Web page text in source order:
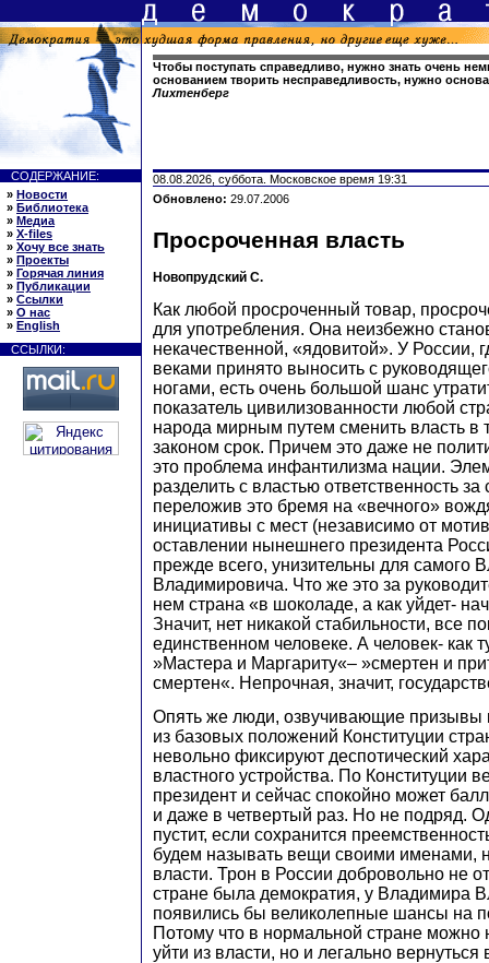
Чтобы поступать справедливо, нужно знать очень
основанием творить несправедливость, нужно
Лихтенберг
СОДЕРЖАНИЕ:
» Новости
» Библиотека
» Медиа
» X-files
» Хочу все знать
» Проекты
» Горячая линия
» Публикации
» Ссылки
» О нас
» English
ССЫЛКИ:
08.08.2026, суббота. Московское время 19:31
Обновлено: 29.07.2006
Просроченная власть
Новопрудский С.
Как любой просроченный товар,
для употребления. Она неизбежно
некачественной, «ядовитой». У России,
веками принято выносить с
ногами, есть очень большой шанс
показатель цивилизованности любой
народа мирным путем сменить власть в
законом срок. Причем это даже не
это проблема инфантилизма нации.
разделить с властью ответственность за
переложив это бремя на «вечного»
инициативы с мест (независимо от
оставлении нынешнего президента
прежде всего, унизительны для самого
Владимировича. Что же это за
нем страна «в шоколаде, а как уйдет-
Значит, нет никакой стабильности, все
единственном человеке. А человек- как
»Мастера и Маргариту«– »смертен и
смертен«. Непрочная, значит,
Опять же люди, озвучивающие призывы
из базовых положений Конституции
невольно фиксируют деспотический
властного устройства. По Конституции
президент и сейчас спокойно может
и даже в четвертый раз. Но не подряд.
пустит, если сохранится
будем называть вещи своими именами,
власти. Трон в России добровольно не
стране была демократия, у Владимира
появились бы великолепные шансы на
Потому что в нормальной стране можно
уйти из власти, но и легально вернуться